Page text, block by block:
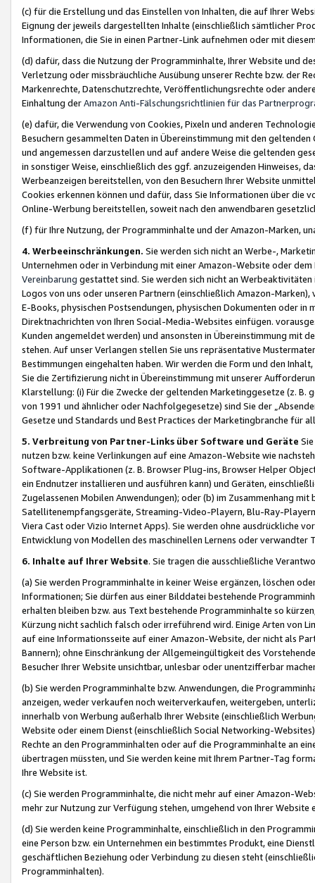
(c) für die Erstellung und das Einstellen von Inhalten, die auf Ihrer
Eignung der jeweils dargestellten Inhalte (einschließlich sämtlicher
Informationen, die Sie in einen Partner-Link aufnehmen oder mit
(d) dafür, dass die Nutzung der Programminhalte, Ihrer Website und
Verletzung oder missbräuchliche Ausübung unserer Rechte bzw. der
Markenrechte, Datenschutzrechte, Veröffentlichungsrechte oder
Einhaltung derAmazon Anti-Fälschungsrichtlinien für das
(e) dafür, die Verwendung von Cookies, Pixeln und anderen
Besuchern gesammelten Daten in Übereinstimmung mit den
und angemessen darzustellen und auf andere Weise die geltenden
in sonstiger Weise, einschließlich des ggf. anzuzeigenden Hinweises,
Werbeanzeigen bereitstellen, von den Besuchern Ihrer Website
Cookies erkennen können und dafür, dass Sie Informationen über die
Online-Werbung bereitstellen, soweit nach den anwendbaren
(f) für Ihre Nutzung, der Programminhalte und der Amazon-Marken,
4. Werbeeinschränkungen. Sie werden sich nicht an Werbe-,
Unternehmen oder in Verbindung mit einer Amazon-Website oder
Vereinbarung gestattet sind. Sie werden sich nicht an
Logos von uns oder unseren Partnern (einschließlich Amazon-
E-Books, physischen Postsendungen, physischen Dokumenten oder in
Direktnachrichten von Ihren Social-Media-Websites einfügen.
Kunden angemeldet werden) und ansonsten in Übereinstimmung mit
stehen. Auf unser Verlangen stellen Sie uns repräsentative
Bestimmungen eingehalten haben. Wir werden die Form und den
Sie die Zertifizierung nicht in Übereinstimmung mit unserer
Klarstellung: (i) Für die Zwecke der geltenden Marketinggesetze (z. B.
von 1991 und ähnlicher oder Nachfolgegesetze) sind Sie der
Gesetze und Standards und Best Practices der Marketingbranche für
5. Verbreitung von Partner-Links über Software und Geräte
nutzen bzw. keine Verlinkungen auf eine Amazon-Website wie
Software-Applikationen (z. B. Browser Plug-ins, Browser Helper
ein Endnutzer installieren und ausführen kann) und Geräten,
Zugelassenen Mobilen Anwendungen); oder (b) im Zusammenhang
Satellitenempfangsgeräte, Streaming-Video-Playern, Blu-Ray-
Viera Cast oder Vizio Internet Apps). Sie werden ohne ausdrückliche
Entwicklung von Modellen des maschinellen Lernens oder
6. Inhalte auf Ihrer Website. Sie tragen die ausschließliche
(a) Sie werden Programminhalte in keiner Weise ergänzen, löschen
Informationen; Sie dürfen aus einer Bilddatei bestehende
erhalten bleiben bzw. aus Text bestehende Programminhalte so
Kürzung nicht sachlich falsch oder irreführend wird. Einige Arten von
auf eine Informationsseite auf einer Amazon-Website, der nicht als
Bannern); ohne Einschränkung der Allgemeingültigkeit des
Besucher Ihrer Website unsichtbar, unlesbar oder unentzifferbar
(b) Sie werden Programminhalte bzw. Anwendungen, die
anzeigen, weder verkaufen noch weiterverkaufen, weitergeben,
innerhalb von Werbung außerhalb Ihrer Website (einschließlich
Website oder einem Dienst (einschließlich Social Networking-
Rechte an den Programminhalten oder auf die Programminhalte an
übertragen müssten, und Sie werden keine mit Ihrem Partner-Tag
Ihre Website ist.
(c) Sie werden Programminhalte, die nicht mehr auf einer Amazon-
mehr zur Nutzung zur Verfügung stehen, umgehend von Ihrer
(d) Sie werden keine Programminhalte, einschließlich in den
eine Person bzw. ein Unternehmen ein bestimmtes Produkt, eine
geschäftlichen Beziehung oder Verbindung zu diesen steht
Programminhalten).